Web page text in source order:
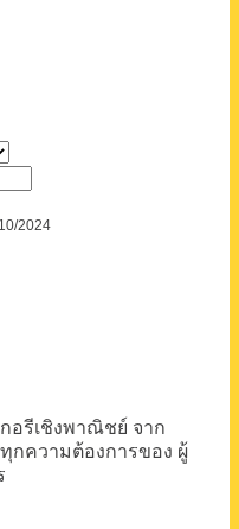
2024
อรีเชิงพาณิชย์ จาก
กความต้องการของ ผู้